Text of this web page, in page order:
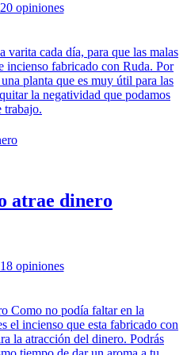
20 opiniones
varita cada día, para que las malas
incienso fabricado con Ruda. Por
planta que es muy útil para las
la negatividad que podamos
trabajo.
atrae dinero
18 opiniones
Como no podía faltar en la
el incienso que esta fabricado con
la atracción del dinero. Podrás